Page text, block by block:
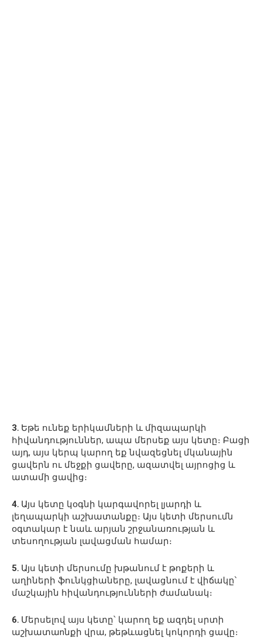
3․ Եթե ունեք երիկամների և միզապարկի
հիվանդություններ, ապա մերսեք այս կետը։ Բացի
այդ, այս կերպ կարող եք նվազեցնել մկանային
ցավերն ու մեջքի ցավերը, ազատվել այրոցից և
ատամի ցավից։
4․ Այս կետը կօգնի կարգավորել լյարդի և
լեղապարկի աշխատանքը։ Այս կետի մերսումն
օգտակար է նաև արյան շրջանառության և
տեսողության լավացման համար։
5․ Այս կետի մերսումը խթանում է թոքերի և
աղիների ֆունկցիաները, լավացնում է վիճակը՝
մաշկային հիվանդությունների ժամանակ։
6․ Մերսելով այս կետը՝ կարող եք ազդել սրտի
աշխատաnնքի վրա, թեթևացնել կոկորդի ցավը։